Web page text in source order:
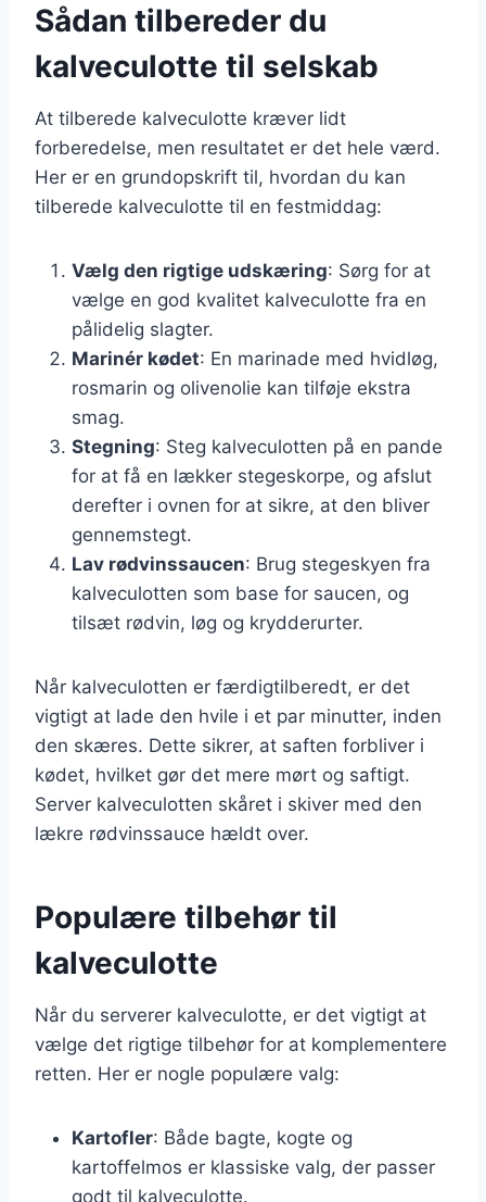
Sådan tilbereder du
kalveculotte til selskab
At tilberede kalveculotte kræver lidt
forberedelse, men resultatet er det hele værd.
Her er en grundopskrift til, hvordan du kan
tilberede kalveculotte til en festmiddag:
Vælg den rigtige udskæring: Sørg for at
vælge en god kvalitet kalveculotte fra en
pålidelig slagter.
Marinér kødet: En marinade med hvidløg,
rosmarin og olivenolie kan tilføje ekstra
smag.
Stegning: Steg kalveculotten på en pande
for at få en lækker stegeskorpe, og afslut
derefter i ovnen for at sikre, at den bliver
gennemstegt.
Lav rødvinssaucen: Brug stegeskyen fra
kalveculotten som base for saucen, og
tilsæt rødvin, løg og krydderurter.
Når kalveculotten er færdigtilberedt, er det
vigtigt at lade den hvile i et par minutter, inden
den skæres. Dette sikrer, at saften forbliver i
kødet, hvilket gør det mere mørt og saftigt.
Server kalveculotten skåret i skiver med den
lækre rødvinssauce hældt over.
Populære tilbehør til
kalveculotte
Når du serverer kalveculotte, er det vigtigt at
vælge det rigtige tilbehør for at komplementere
retten. Her er nogle populære valg:
Kartofler: Både bagte, kogte og
kartoffelmos er klassiske valg, der passer
godt til kalveculotte.